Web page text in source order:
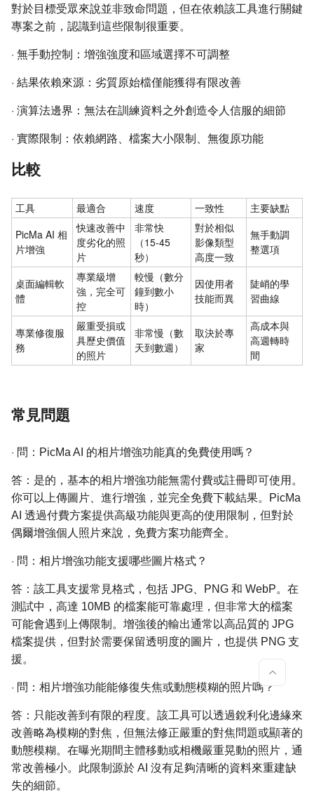
對於目標受眾來說並非致命問題，但在依賴該工具進行關鍵
專案之前，認識到這些限制很重要。
· 無手動控制：增強強度和區域選擇不可調整
· 結果依賴來源：劣質原始檔僅能獲得有限改善
· 演算法邊界：無法在訓練資料之外創造令人信服的細節
· 實際限制：依賴網路、檔案大小限制、無復原功能
比較
工具 最適合 速度 一致性
主要缺點
PicMa AI 相
片增強
快速改善中
度劣化的照
片
非常快
（15-45
秒）
對於相似
影像類型
高度一致
無手動調
整選項
桌面編輯軟
體
專業級增
強，完全可
控
較慢（數分
鐘到數小
時）
因使用者
技能而異
陡峭的學
習曲線
專業修復服
務
嚴重受損或
具歷史價值
的照片
非常慢（數
天到數週）
取決於專
家
高成本與
高週轉時
間
常見問題
· 問：PicMa AI 的相片增強功能真的免費使用嗎？
答：是的，基本的相片增強功能無需付費或註冊即可使用。
你可以上傳圖片、進行增強，並完全免費下載結果。PicMa
AI 透過付費方案提供高級功能與更高的使用限制，但對於
偶爾增強個人照片來說，免費方案功能齊全。
· 問：相片增強功能支援哪些圖片格式？
答：該工具支援常見格式，包括 JPG、PNG 和 WebP。在
測試中，高達 10MB 的檔案能可靠處理，但非常大的檔案
可能會遇到上傳限制。增強後的輸出通常以高品質的 JPG
檔案提供，但對於需要保留透明度的圖片，也提供 PNG 支
援。
· 問：相片增強功能能修復失焦或動態模糊的照片嗎？
答：只能改善到有限的程度。該工具可以透過銳利化邊緣來
改善略為模糊的對焦，但無法修正嚴重的對焦問題或顯著的
動態模糊。在曝光期間主體移動或相機嚴重晃動的照片，通
常改善極小。此限制源於 AI 沒有足夠清晰的資料來重建缺
失的細節。